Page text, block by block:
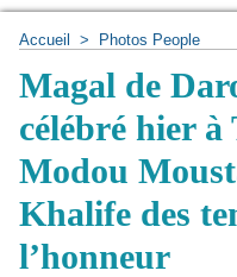
Accueil > Photos People
Magal de
célébré hier
Modou
Khalife des
l’honneur